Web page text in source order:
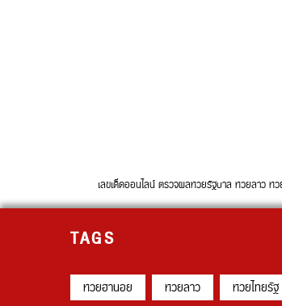
เลขเด็ดออนไลน์ ตรวจผลหวยรัฐบาล หวยลาว ห
TAGS
หวยฮานอย หวยลาว หวยไทยรัฐ